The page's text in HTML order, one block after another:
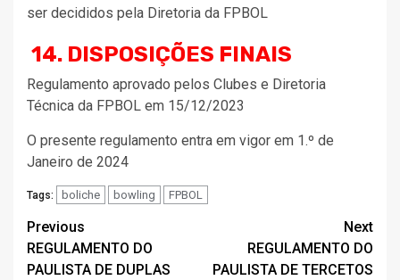
ser decididos pela Diretoria da FPBOL
14. DISPOSIÇÕES FINAIS
Regulamento aprovado pelos Clubes e Diretoria
Técnica da FPBOL em 15/12/2023
O presente regulamento entra em vigor em 1.º de
Janeiro de 2024
Tags: boliche bowling FPBOL
Post
navigation
Previous
REGULAMENTO DO
PAULISTA DE DUPLAS
Next
REGULAMENTO DO
PAULISTA DE TERCETOS